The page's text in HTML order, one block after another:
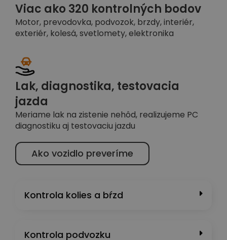
Viac ako 320 kontrolných bodov
Motor, prevodovka, podvozok, brzdy, interiér,
exteriér, kolesá, svetlomety, elektronika
Lak, diagnostika, testovacia
jazda
Meriame lak na zistenie nehôd, realizujeme PC
diagnostiku aj testovaciu jazdu
Ako vozidlo preveríme
Kontrola kolies a bŕzd
Kontrola podvozku